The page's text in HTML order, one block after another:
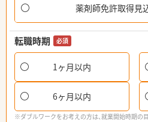
薬剤師免許取得見込
転職時期 必須
1ヶ月以内
6ヶ月以内
※ダブルワークをお考えの方は、就業開始時期の